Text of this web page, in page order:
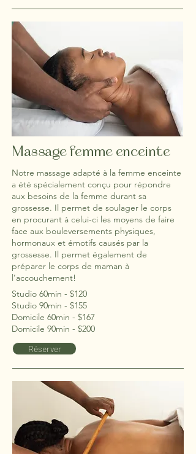
Massage femme enceinte
Notre massage adapté à la femme enceinte
a été spécialement conçu pour répondre
aux besoins de la femme durant sa
grossesse. Il permet de soulager le corps
en procurant à celui-ci les moyens de faire
face aux bouleversements physiques,
hormonaux et émotifs causés par la
grossesse. Il permet également de
préparer le corps de maman à
l’accouchement!
Studio 60min - $120
Studio 90min - $155
Domicile 60min - $167
Domicile 90min - $200
Réserver